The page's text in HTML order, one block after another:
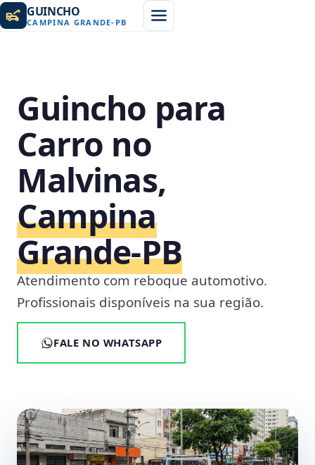
GUINCHO
CAMPINA GRANDE- PB
Guincho para
Carro no
Malvinas,
Campina
Grande‑PB
Atendimento com reboque automotivo.
Profissionais disponíveis na sua região.
FALE NO WHATSAPP